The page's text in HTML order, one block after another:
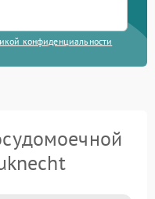
конфиденциальности